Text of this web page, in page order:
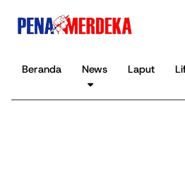
Beranda News Laput